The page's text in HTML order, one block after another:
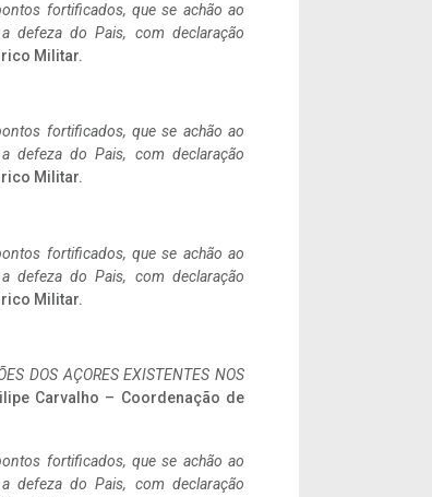
fortificados, que se achão ao
defeza do Pais, com declaração
Militar.
fortificados, que se achão ao
defeza do Pais, com declaração
Militar.
fortificados, que se achão ao
defeza do Pais, com declaração
Militar.
DOS AÇORES EXISTENTES NOS
Carvalho – Coordenação de
fortificados, que se achão ao
defeza do Pais, com declaração